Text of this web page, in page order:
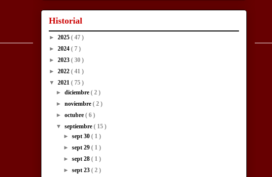
Historial
► 2025 ( 47 )
► 2024 ( 7 )
► 2023 ( 30 )
► 2022 ( 41 )
▼ 2021 ( 75 )
►diciembre( 2 )
►noviembre( 2 )
►octubre( 6 )
▼septiembre( 15 )
► sept 30 ( 1 )
► sept 29 ( 1 )
► sept 28 ( 1 )
► sept 23 ( 2 )